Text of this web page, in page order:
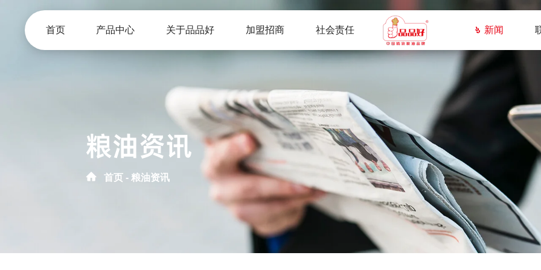
首页 产品中心 关于品品好 加盟招商 社会责任 新闻
粮油资讯
首页 粮油资讯